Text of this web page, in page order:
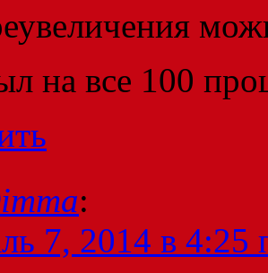
на все 100
:
7, 2014 в 4:25